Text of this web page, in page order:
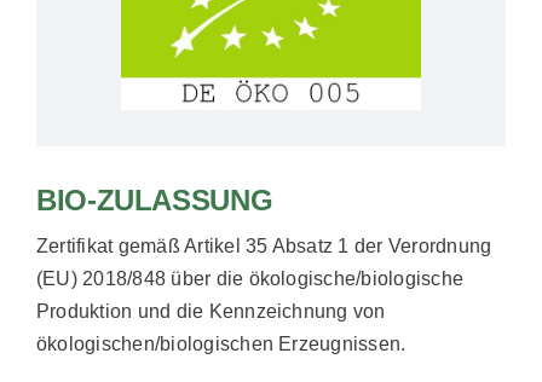
BIO-ZULASSUNG
Zertifikat gemäß Artikel 35 Absatz 1 der Verordnung
(EU) 2018/848 über die ökologische/biologische
Produktion und die Kennzeichnung von
ökologischen/biologischen Erzeugnissen.